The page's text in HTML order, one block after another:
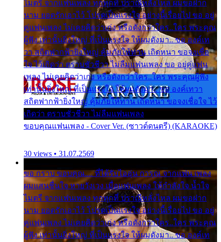
ไมตรี จากแฟนเพลง ทุกทุกที่ ปราณีหลั่งไหล ผมขอฝาก
นาม ยอดรักเอาไว้ โปรดเป็นแรงใจ อย่างนี้เรื่อยไป ขอ อยู่
คู่แฟนเพลง ไม่เคยคิดว่าเก่ง หรือดังกว่าใคร..ใคร พระคุณ
ผู้ฟัง เท่านั้นยิ่งใหญ่ ที่เป็นแรงใจ ให้ผมดังมา.. ขอ องค์เท
วา สถิตฟากฟ้ายิ่งใหญ่ คุ้มภัยให้ท่าน เถิดหนา ขอจงเชื่อ
ใจ ไว้เถิดว่า ตราบชั่วชีวา ไม่ลืมแฟนเพลง ขอ อยู่คู่แฟน
เพลง ไม่เคยคิดว่าเก่ง หรือดังกว่าใคร..ใคร พระคุณผู้ฟัง
เท่านั้นยิ่งใหญ่ ที่เป็นแรงใจ ให้ผมดังมา.. ขอ องค์เทวา
สถิตฟากฟ้ายิ่งใหญ่ คุ้มภัยให้ท่าน เถิดหนา ขอจงเชื่อใจ ไว้
เถิดว่า ตราบชั่วชีวา ไม่ลืมแฟนเพลง
ขอบคุณแฟนเพลง - Cover Ver. (ซาวด์ดนตรี) (KARAOKE)
30 views • 31.07.2569
ขอ กราบ ขอบคุณ.... ที่ได้รับไออุ่น การุณ จากแฟน เพลง
ผมแสนชื่นใจ หายวังเวง เมื่อแฟนเพลง ให้กำลังใจ น้ำใจ
ไมตรี จากแฟนเพลง ทุกทุกที่ ปราณีหลั่งไหล ผมขอฝาก
นาม ยอดรักเอาไว้ โปรดเป็นแรงใจ อย่างนี้เรื่อยไป ขอ อยู่
คู่แฟนเพลง ไม่เคยคิดว่าเก่ง หรือดังกว่าใคร..ใคร พระคุณ
ผู้ฟัง เท่านั้นยิ่งใหญ่ ที่เป็นแรงใจ ให้ผมดังมา.. ขอ องค์เท